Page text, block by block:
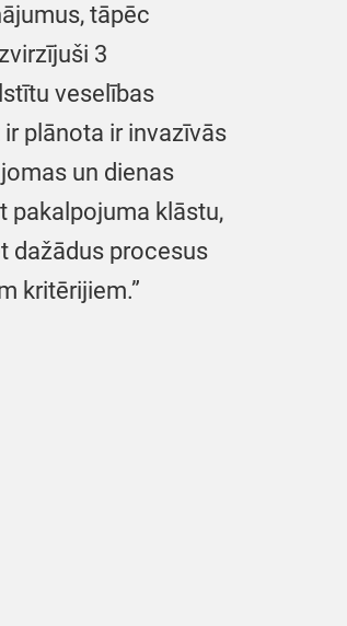
tāpēc
3
veselības
plānota ir invazīvās
un dienas
pakalpojuma klāstu,
dažādus procesus
kritērijiem.”